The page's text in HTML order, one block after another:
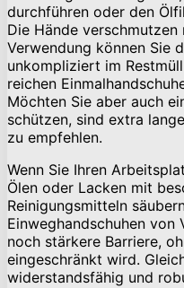
durchführen oder den
Die Hände
Verwendung können Sie
unkompliziert im
reichen
Möchten Sie aber auch
schützen, sind extra
zu empfehlen.
Wenn Sie Ihren
Ölen oder Lacken mit
Reinigungsmitteln
Einweghandschuhen von
noch stärkere Barriere,
eingeschränkt wird.
widerstandsfähig und